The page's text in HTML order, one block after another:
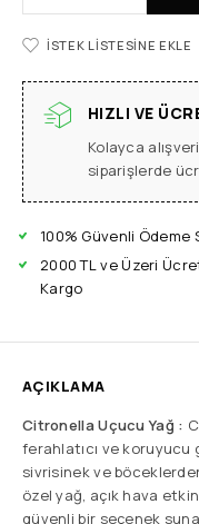
İSTEK LISTESINE EKLE
HIZLI VE
Kolayca
siparişlerde
100% Güvenli Ödeme
2000 TL ve Üzeri
Kargo
AÇIKLAMA
Citronella Uçucu Yağ :
ferahlatıcı ve
sivrisinek ve
özel yağ, açık hava
güvenli bir seçenek